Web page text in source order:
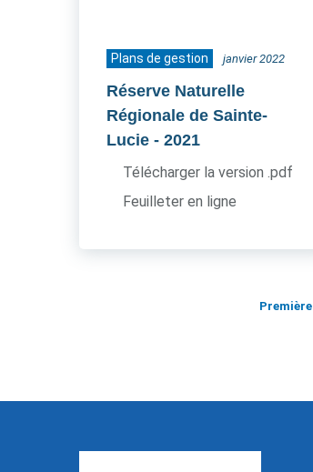
Plans de gestion janvier 2022
Réserve Naturelle
Régionale de Sainte-
Lucie - 2021
Télécharger la version .pdf
Feuilleter en ligne
Première